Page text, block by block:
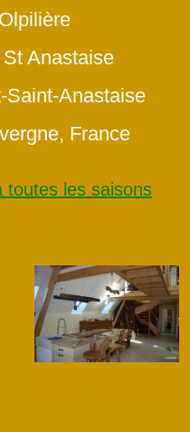
Anastaise
Saint-Anastaise
France
toutes les saisons